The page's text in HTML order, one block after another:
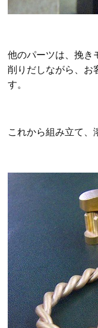
他のパーツは、挽き
削りだしながら、お
す。
これから組み立て、